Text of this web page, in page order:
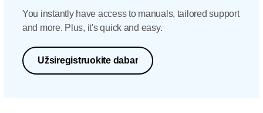
You instantly have access to manuals, tailored support
and more. Plus, it's quick and easy.
Užsiregistruokite dabar